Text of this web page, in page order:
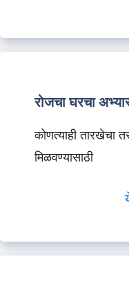
रोजचा घरचा
कोणत्याही तारखेचा
मिळवण्यासाठी